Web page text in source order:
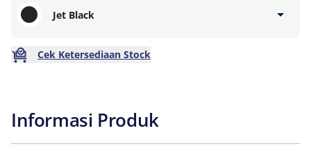
Jet Black
Cek Ketersediaan Stock
Informasi Produk